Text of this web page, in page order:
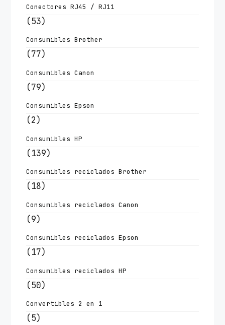
Conectores RJ45 / RJ11
(53)
Consumibles Brother
(77)
Consumibles Canon
(79)
Consumibles Epson
(2)
Consumibles HP
(139)
Consumibles reciclados Brother
(18)
Consumibles reciclados Canon
(9)
Consumibles reciclados Epson
(17)
Consumibles reciclados HP
(50)
Convertibles 2 en 1
(5)